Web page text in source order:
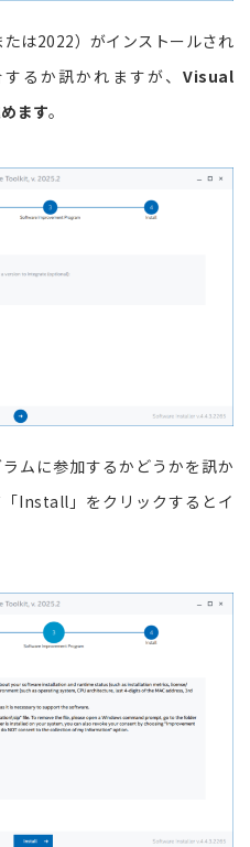
は2022）がインストールされ
るか訊かれますが、Visual
ます。
ムに参加するかどうかを訊か
Install」をクリックするとイ